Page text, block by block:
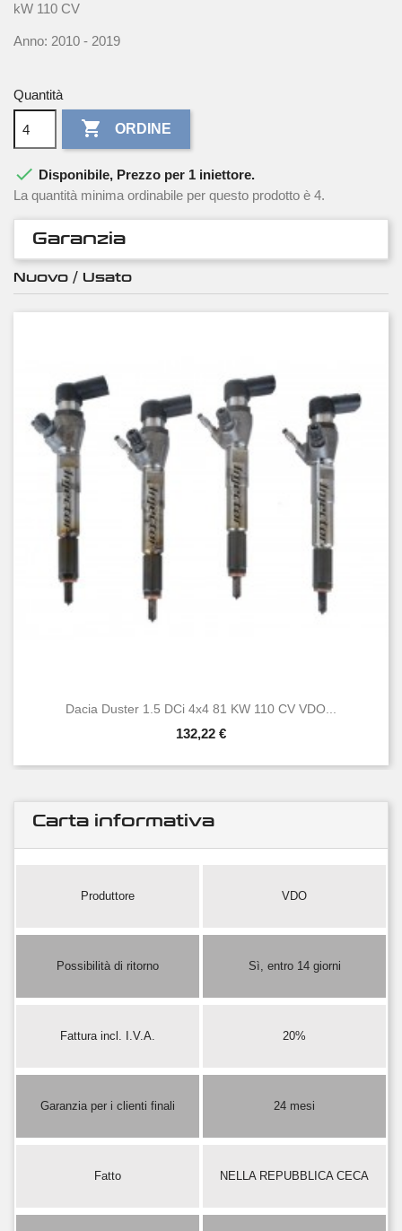
kW 110 CV
Anno: 2010 - 2019
Quantità
 ORDINE
 Disponibile, Prezzo per 1 iniettore.
La quantità minima ordinabile per questo prodotto è 4.
Garanzia
Nuovo / Usato
Dacia Duster 1.5 DCi 4x4 81 KW 110 CV VDO...
132,22 €
Carta informativa
Produttore VDO
Possibilità di ritorno Sì, entro 14 giorni
Fattura incl. I.V.A. 20%
Garanzia per i clienti finali 24 mesi
Fatto NELLA REPUBBLICA CECA